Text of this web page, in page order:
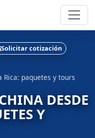
Solicitar cotización
Rica: paquetes y tours
DESDE
Y